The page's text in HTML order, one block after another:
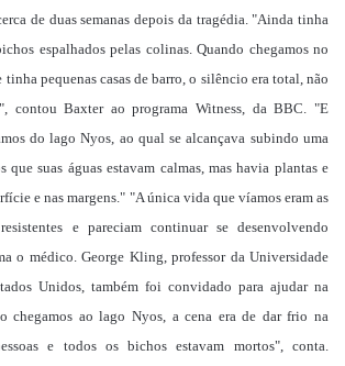
de duas semanas depois da tragédia. "Ainda tinha
espalhados pelas colinas. Quando chegamos no
pequenas casas de barro, o silêncio era total, não
contou Baxter ao programa Witness, da BBC. "E
do lago Nyos, ao qual se alcançava subindo uma
que suas águas estavam calmas, mas havia plantas e
e nas margens." "A única vida que víamos eram as
e pareciam continuar se desenvolvendo
o médico. George Kling, professor da Universidade
Unidos, também foi convidado para ajudar na
chegamos ao lago Nyos, a cena era de dar frio na
e todos os bichos estavam mortos", conta.